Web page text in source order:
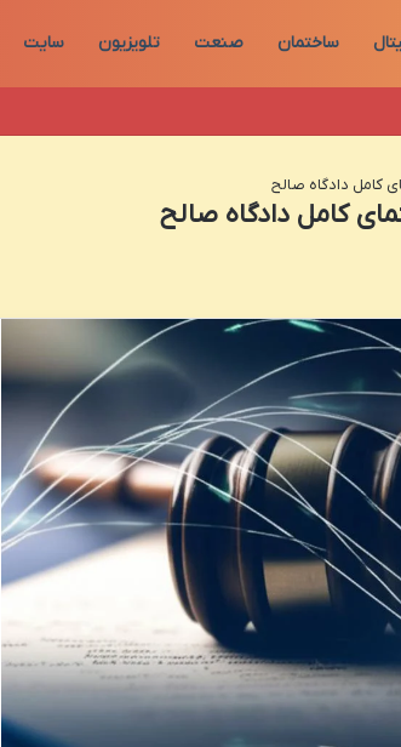
ساختمان صنعت تلویزیون سایت
کامل دادگاه صالح
کامل دادگاه صالح